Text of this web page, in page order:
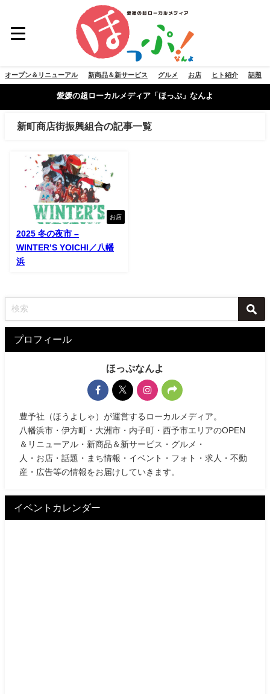
オープン＆リニューアル 新商品＆新サービス グルメ お店 ヒト紹介 話題
愛媛の超ローカルメディア「ほっぷ」なんよ
新町商店街振興組合の記事一覧
お店
2025 冬の夜市 –
WINTER’S YOICHI／八幡
浜
プロフィール
ほっぷなんよ
豊予社（ほうよしゃ）が運営するローカルメディア。
八幡浜市・伊方町・大洲市・内子町・西予市エリアのOPEN
＆リニューアル・新商品＆新サービス・グルメ・
人・お店・話題・まち情報・イベント・フォト・求人・不動
産・広告等の情報をお届けしていきます。
イベントカレンダー